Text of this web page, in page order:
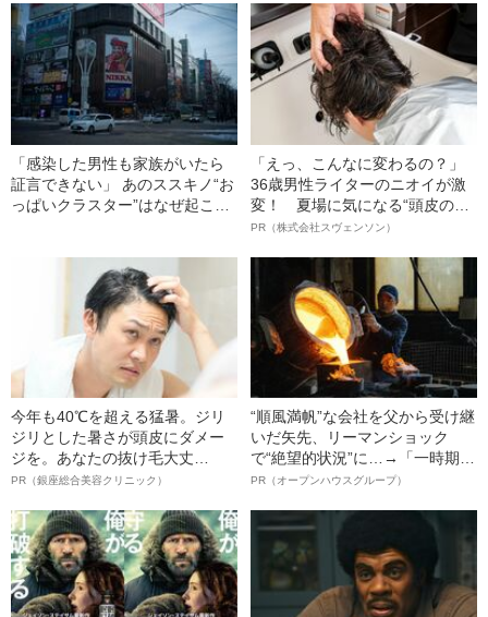
BEST5
「感染した男性も家族がいたら
証言できない」 あのススキノ“お
っぱいクラスター”はなぜ起こっ
「えっ、こんなに変わるの？」
36歳男性ライターのニオイが激
変！ 夏場に気になる“頭皮のニ
オイ”や“ベタつき”を解消す
ト”が生み出した徹底ケアとは
PR（株式会社スヴェンソン）
今年も40℃を超える猛暑。ジリ
ジリとした暑さが頭皮にダメー
ジを。あなたの抜け毛大丈
夫！？
PR（銀座総合美容クリニック）
“順風満帆”な会社を父から受け継
いだ矢先、リーマンショック
で“絶望的状況”に…→「一時期は
納品3年待ち」のヒット商品を生
明かす、“逆転の戦術”
PR（オープンハウスグループ）